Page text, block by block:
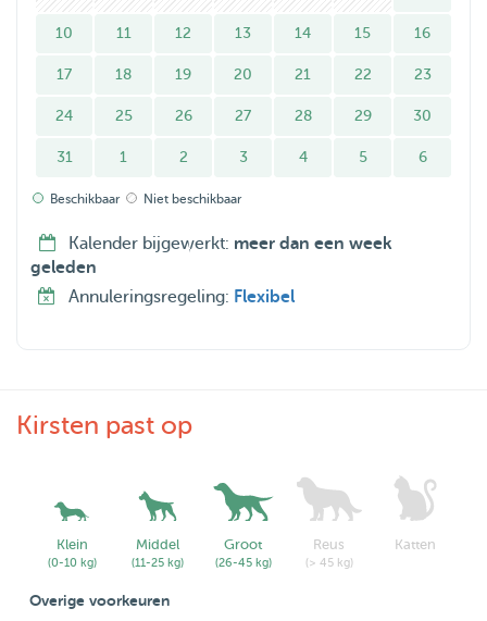
10 11 12 13 14 15 16
17 18 19 20 21 22 23
24 25 26 27 28 29 30
31 1 2 3 4 5 6
Beschikbaar Niet beschikbaar
Kalender bijgewerkt: meer dan een week
geleden
Annuleringsregeling: Flexibel
Kirsten past op
Klein
(0-10 kg)
Middel
(11-25 kg)
Groot
(26-45 kg)
Reus
(> 45 kg)
Katten
Overige voorkeuren